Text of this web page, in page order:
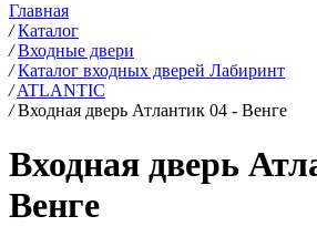
Главная
/ Каталог
/ Входные двери
/ Каталог входных дверей Лабиринт
/ ATLANTIC
/ Входная дверь Атлантик 04 - Венге
Входная дверь
Венге